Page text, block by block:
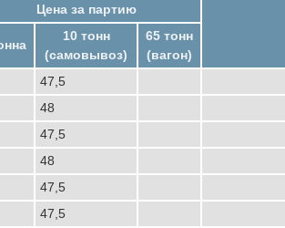
Цена за партию
10 тонн
(самовывоз)
65 тонн
(вагон)
47,5
48
47,5
48
47,5
47,5